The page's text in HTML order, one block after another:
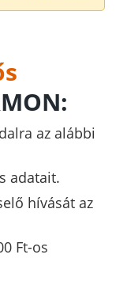
az alábbi
adatait.
hívását az
Ft-os